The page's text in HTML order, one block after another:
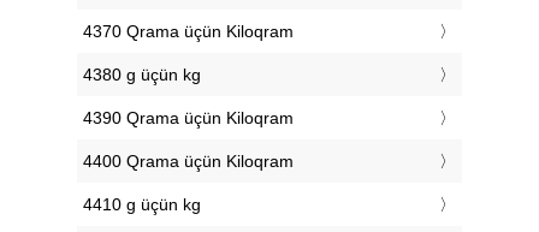
4370 Qrama üçün Kiloqram
4380 g üçün kg
4390 Qrama üçün Kiloqram
4400 Qrama üçün Kiloqram
4410 g üçün kg